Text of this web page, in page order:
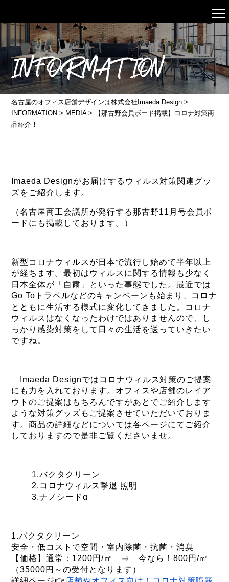
INFORMATION
名古屋のオフィス店舗デザインは株式会社Imaeda Design >
INFORMATION > MEDIA>
【那古野会員ボード掲載】コロナ対策商
品紹介！
Imaeda Designがお届けするウィルス対策関連グッ
ズをご紹介します。
（名古屋商工会議所が発行する那古野11月号会員ボ
ードにも掲載しております。）
新型コロナウィルスが日本で流行し始めて半年以上
が経ちます。最初はウィルスに関する情報も少なく
日本全体が「自粛」といった事態でした。最近では
Go Toトラベルなどのキャンペーンも始まり、コロナ
とともに生活する様式に変化してきました。コロナ
ウィルスはなくなったわけではありませんので、し
っかり感染対策をして日々の生活を送っていきたい
ですね。
Imaeda Designではコロナウィルス対策のご提案
にも力を入れております。オフィスや店舗のレイア
ウトのご提案はもちろんですがあとでご紹介します
ような対策グッズもご提案させていただいておりま
す。商品の詳細などについては各ページにてご紹介
しておりますので是非ご覧くださいませ。
1.バクタクリーン
2.コロナウィルス撃退 照明
3.ナノシードα
1.バクタクリーン
安全・低コストで空間・室内除菌・抗菌・消臭
【価格】通常：1200円/㎡ ⇒ 今なら！800円/㎡
（35000円～の受付となります）